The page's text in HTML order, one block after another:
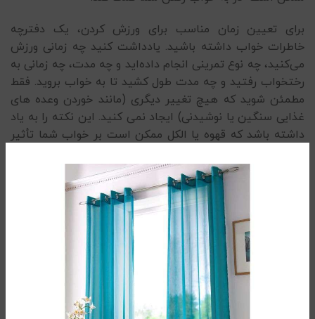
برای تعیین زمان مناسب برای ورزش کردن، یک دفترچه
خاطرات خواب داشته باشید. یادداشت کنید چه زمانی ورزش
می‌کنید، چه نوع تمرینی انجام داده‌اید و چه مدت، چه زمانی به
رختخواب رفتید و چه مدت طول کشید تا به خواب بروید. فقط
مطمئن شوید که هیچ تغییر دیگری (مانند خوردن وعده های
غذایی سنگین یا نوشیدنی) ایجاد نمی کنید. این نکته را به یاد
داشته باشد که قهوه یا الکل ممکن است بر خواب شما تأثیر